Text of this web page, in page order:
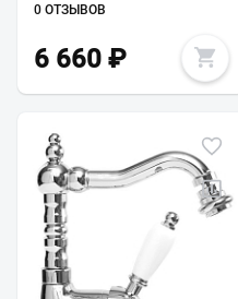
0 ОТЗЫВОВ
6 660 ₽